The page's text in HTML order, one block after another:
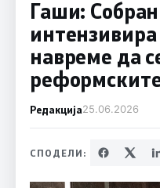
Гаши:
навреме да
Редакција25.06.2026
СПОДЕЛИ: